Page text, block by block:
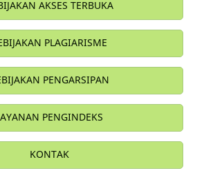
AKSES TERBUKA
PLAGIARISME
PENGARSIPAN
PENGINDEKS
KONTAK